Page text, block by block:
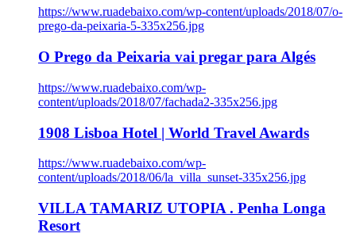
https://www.ruadebaixo.com/wp-content/uploads/2018/07/o-
prego-da-peixaria-5-335x256.jpg
O Prego da Peixaria vai pregar para Algés
https://www.ruadebaixo.com/wp-
content/uploads/2018/07/fachada2-335x256.jpg
1908 Lisboa Hotel | World Travel Awards
https://www.ruadebaixo.com/wp-
content/uploads/2018/06/la_villa_sunset-335x256.jpg
VILLA TAMARIZ UTOPIA . Penha Longa
Resort